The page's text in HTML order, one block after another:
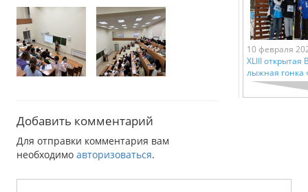
Добавить комментарий
Для отправки комментария вам
необходимо авторизоваться.
10 февраля
XLIII открытая
лыжная гонка